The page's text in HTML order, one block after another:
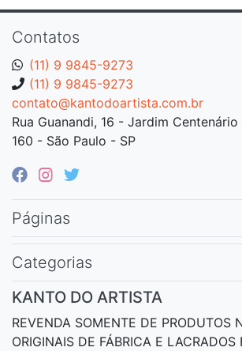
Contatos
(11) 9 9845-9273
(11) 9 9845-9273
contato@kantodoartista.com.br
Rua Guanandi, 16 - Jardim
160 - São Paulo - SP
Páginas
Categorias
KANTO DO ARTISTA
REVENDA SOMENTE DE PRODUTOS
ORIGINAIS DE FÁBRICA E